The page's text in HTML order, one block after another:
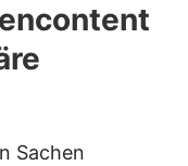
Sachen